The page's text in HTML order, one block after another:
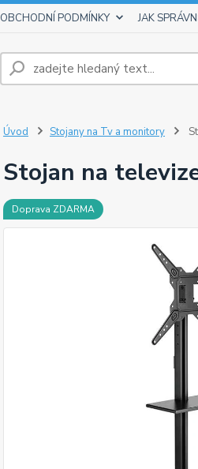
OBCHODNÍ PODMÍNKY JAK
Úvod Stojany na Tv a monitory
Stojan na
Doprava ZDARMA